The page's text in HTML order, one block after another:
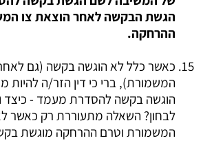
הגשת הבקשה לאחר הוצאת צו
ההרחקה.
כאשר כלל לא הוגשה בקשה (גם
המשמורת), ברי כי דין הזר/ה
הוגשה בקשה להסדרת מעמד - כיצד
לבחון? השאלה מתעוררת רק כאשר
המשמורת וטרם ההרחקה מוגשת